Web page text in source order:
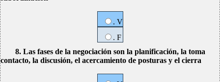
. V
. F
8. Las fases de la negociación son la planificación, la toma
contacto, la discusión, el acercamiento de posturas y el cierra